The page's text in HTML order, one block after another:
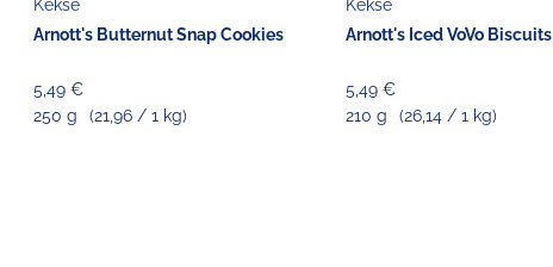
Kekse
Arnott's Butternut Snap Cookies
5,49 €
250 g
(21,96 / 1 kg)
Kekse
Arnott's Iced VoVo Biscuits
5,49 €
210 g
(26,14 / 1 kg)